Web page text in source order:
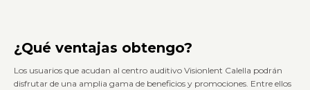
¿Qué ventajas obtengo?
Los usuarios que acudan al centro auditivo Visionlent Calella podrán
disfrutar de una amplia gama de beneficios y promociones. Entre ellos